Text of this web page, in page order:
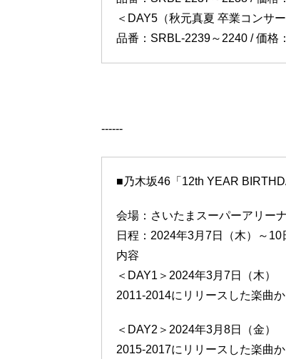
＜DAY5（秋元真夏 卒業コンサ
品番：SRBL-2239～2240 / 価格
------
■乃木坂46「12th YEAR
会場：さいたまスーパーアリーナ
日程：2024年3⽉7⽇（⽊）～10
内容
＜DAY1＞2024年3⽉7⽇（⽊）
2011-2014にリリースした楽曲
＜DAY2＞2024年3⽉8⽇（⾦）
2015-2017にリリースした楽曲